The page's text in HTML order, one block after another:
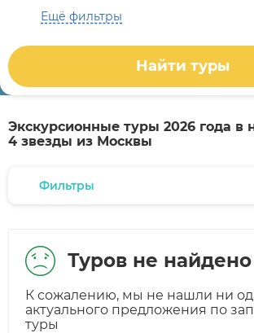
Ещё фильтры
Найти туры
Экскурсионные туры 2026 года в
4 звезды из Москвы
Фильтры
Туров не найдено
К сожалению, мы не нашли ни
актуального предложения по
туры